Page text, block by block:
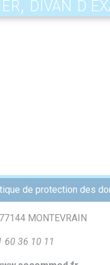
de protection des
77144 MONTEVRAIN
60 36 10 1 1